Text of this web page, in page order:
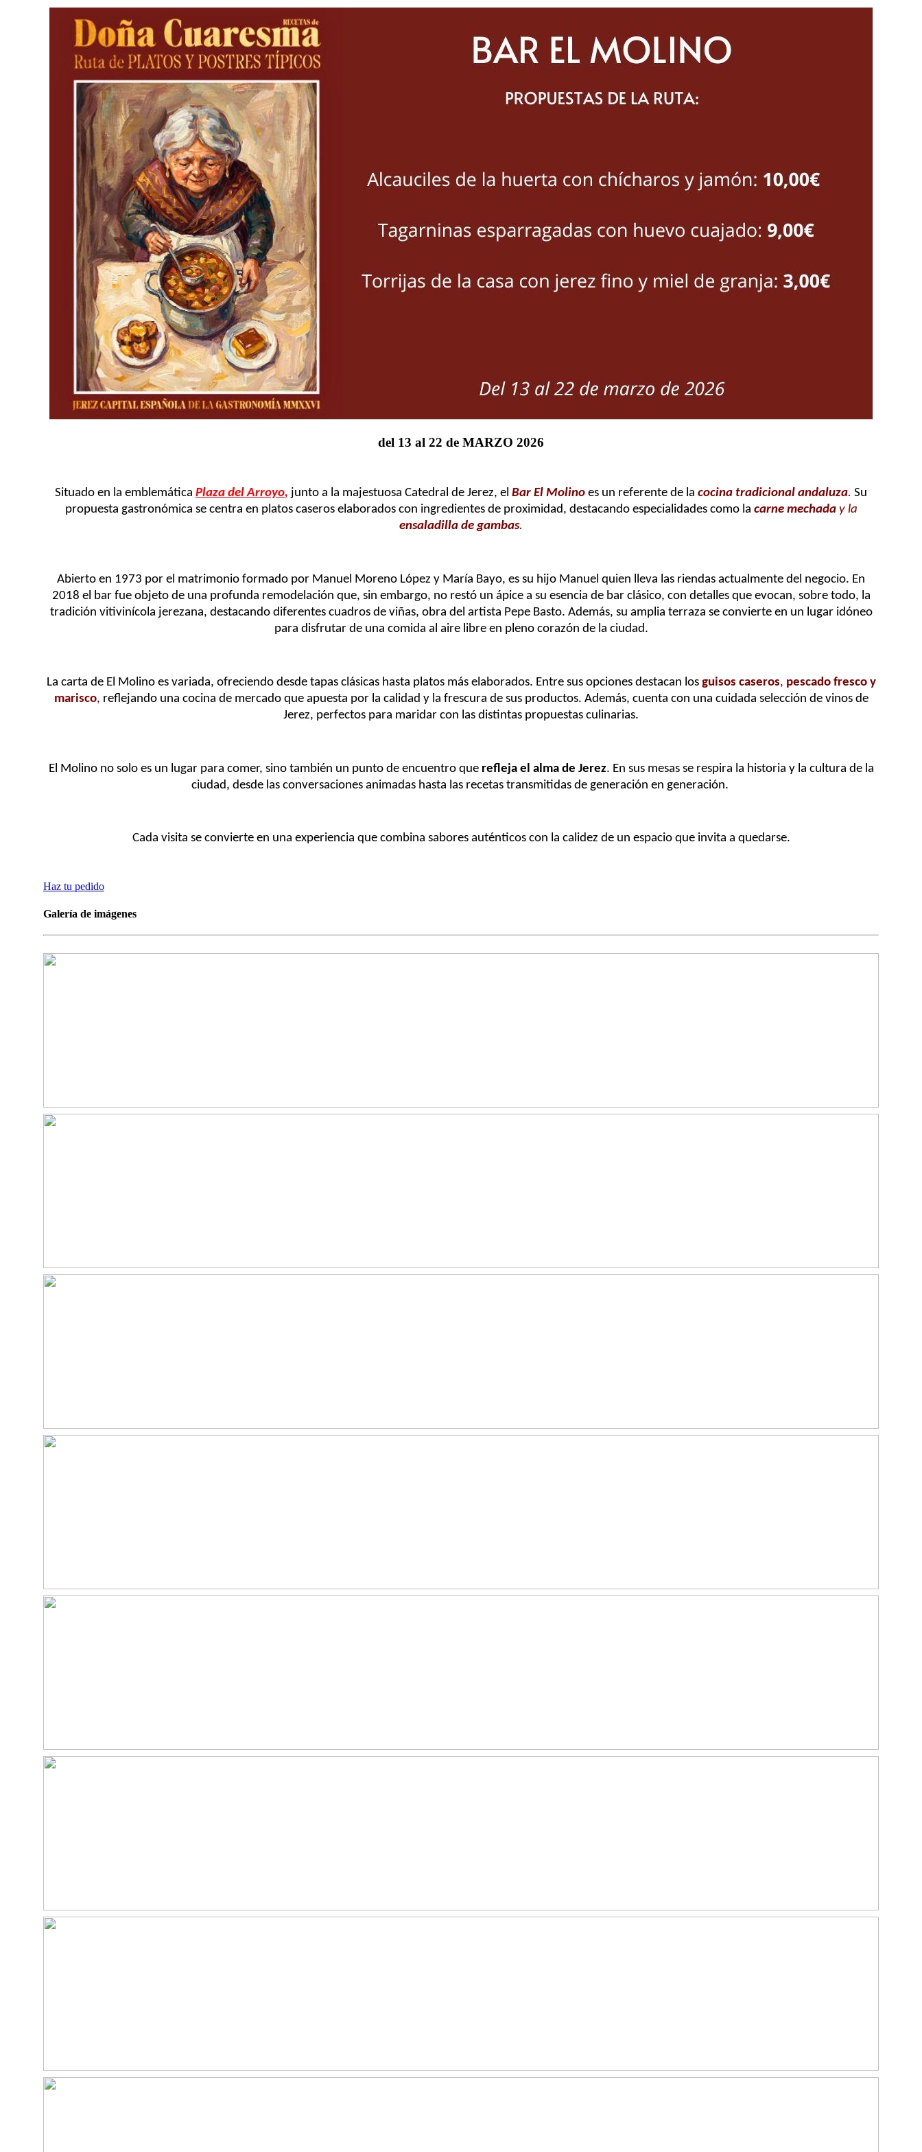
del 13 al 22 de MARZO 2026
Situado en la emblemática Plaza del Arroyo, junto a la majestuosa Catedral de Jerez, el Bar El Molino es un referente de la cocina tradicional andaluza. Su
propuesta gastronómica se centra en platos caseros elaborados con ingredientes de proximidad, destacando especialidades como la carne mechaday la
ensaladilla de gambas.
Abierto en 1973 por el matrimonio formado por Manuel Moreno López y María Bayo, es su hijo Manuel quien lleva las riendas actualmente del negocio. En
2018 el bar fue objeto de una profunda remodelación que, sin embargo, no restó un ápice a su esencia de bar clásico, con detalles que evocan, sobre todo, la
tradición vitivinícola jerezana, destacando diferentes cuadros de viñas, obra del artista Pepe Basto. Además, su amplia terraza se convierte en un lugar idóneo
para disfrutar de una comida al aire libre en pleno corazón de la ciudad.
La carta de El Molino es variada, ofreciendo desde tapas clásicas hasta platos más elaborados. Entre sus opciones destacan los guisos caseros, pescado fresco y
marisco, reflejando una cocina de mercado que apuesta por la calidad y la frescura de sus productos. Además, cuenta con una cuidada selección de vinos de
Jerez, perfectos para maridar con las distintas propuestas culinarias.
El Molino no solo es un lugar para comer, sino también un punto de encuentro que refleja el alma de Jerez. En sus mesas se respira la historia y la cultura de la
ciudad, desde las conversaciones animadas hasta las recetas transmitidas de generación en generación.
Cada visita se convierte en una experiencia que combina sabores auténticos con la calidez de un espacio que invita a quedarse.
Haz tu pedido
Galería de imágenes